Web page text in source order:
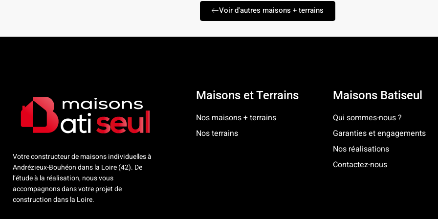
Voir d'autres maisons + terrains
Votre constructeur de maisons individuelles à
Andrézieux-Bouhéon dans la Loire (42). De
l’étude à la réalisation, nous vous
accompagnons dans votre projet de
construction dans la Loire.
Maisons et Terrains
Nos maisons + terrains
Nos terrains
Maisons Batiseul
Qui sommes-nous ?
Garanties et engagements
Nos réalisations
Contactez-nous